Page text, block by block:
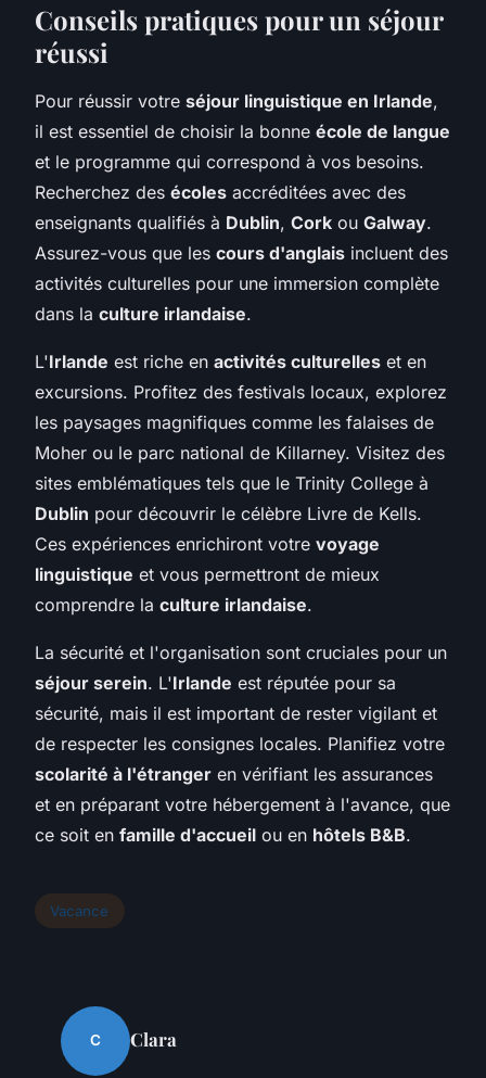
Conseils pratiques pour un séjour
réussi
Pour réussir votre séjour linguistique en Irlande,
il est essentiel de choisir la bonne école de langue
et le programme qui correspond à vos besoins.
Recherchez des écoles accréditées avec des
enseignants qualifiés à Dublin, Cork ou Galway.
Assurez-vous que les cours d'anglais incluent des
activités culturelles pour une immersion complète
dans la culture irlandaise.
L'Irlande est riche en activités culturelles et en
excursions. Profitez des festivals locaux, explorez
les paysages magnifiques comme les falaises de
Moher ou le parc national de Killarney. Visitez des
sites emblématiques tels que le Trinity College à
Dublin pour découvrir le célèbre Livre de Kells.
Ces expériences enrichiront votre voyage
linguistique et vous permettront de mieux
comprendre la culture irlandaise.
La sécurité et l'organisation sont cruciales pour un
séjour serein. L'Irlande est réputée pour sa
sécurité, mais il est important de rester vigilant et
de respecter les consignes locales. Planifiez votre
scolarité à l'étranger en vérifiant les assurances
et en préparant votre hébergement à l'avance, que
ce soit en famille d'accueil ou en hôtels B&B.
Vacance
C Clara